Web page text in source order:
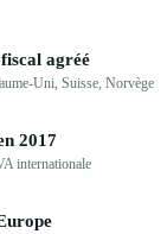
agréé
Uni, Suisse, Norvège
2017
internationale